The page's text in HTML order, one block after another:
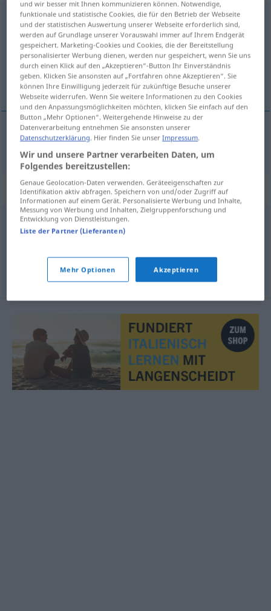
trattenimento [tratteniˈmento]m
Übersicht aller Übersetzungen
(Für mehr Details die Übersetzung anklicken/antippen)
Veranstaltung
Veranstaltungf
Synonyme für "trattenimento"
festa,indugio,manifestazione
© Thesauro italiano
und wir besser mit Ihnen kommunizieren können. Notwendige,
funktionale und statistische Cookies, die für den Betrieb der Webseite
und der statistischen Auswertung unserer Webseite erforderlich sind,
werden auf Grundlage unserer Vorauswahl immer auf Ihrem Endgerät
gespeichert. Marketing-Cookies und Cookies, die der Bereitstellung
personalisierter Werbung dienen, werden nur gespeichert, wenn Sie uns
durch einen Klick auf den „Akzeptieren“-Button Ihr Einverständnis
geben. Klicken Sie ansonsten auf „Fortfahren ohne Akzeptieren“. Sie
können Ihre Einwilligung jederzeit für zukünftige Besuche unserer
Webseite widerrufen. Wenn Sie weitere Informationen zu den Cookies
und den Anpassungsmöglichkeiten möchten, klicken Sie einfach auf den
Button „Mehr Optionen“. Weitergehende Hinweise zu der
Datenverarbeitung entnehmen Sie ansonsten unserer
Datenschutzerklärung. Hier finden Sie unserImpressum.
Wir und unsere Partner verarbeiten Daten, um
Folgendes bereitzustellen:
Genaue Geolocation-Daten verwenden. Geräteeigenschaften zur
Identifikation aktiv abfragen. Speichern von und/oder Zugriff auf
Informationen auf einem Gerät. Personalisierte Werbung und Inhalte,
Messung von Werbung und Inhalten, Zielgruppenforschung und
Entwicklung von Dienstleistungen.
Liste der Partner (Lieferanten)
Mehr Optionen Akzeptieren